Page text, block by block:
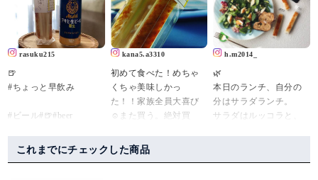
#さつまいものスープ
#デミグラスソースハン
バーグ
#帰省で
#たべた
#家庭の味
#豚汁
#おばんざい
アで肉厚、なタイプが
大好きです。
最近は炙りなんかも🌞
.
まぼこ。
#河内屋 さんのスティッ
クタイプの #棒s
がとてもおすすめ。手
おいしい。
.
rasuku215
🍺
#ちょっと早飲み
#ビール#🍺#beer
#アサヒ生ビール#黒生#
kana5.a3310
初めて食べた！めちゃ
くちゃ美味しかっ
た！！家族全員大喜び
☺️また買う。絶対買
ロングセラー商品らし
い。知らんかったー
h.m2014_
🌿
本日のランチ、自分の
分はサラダランチ。
サラダはルッコラと、
これまでにチェックした商品